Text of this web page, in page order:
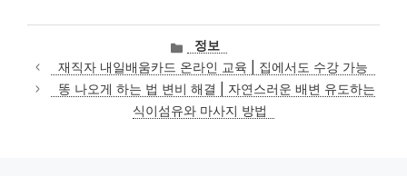
카
테
고
리
정보
재직자 내일배움카드 온라인 교육 | 집에서도 수강 가능
똥 나오게 하는 법 변비 해결 | 자연스러운 배변 유도하는
식이섬유와 마사지 방법